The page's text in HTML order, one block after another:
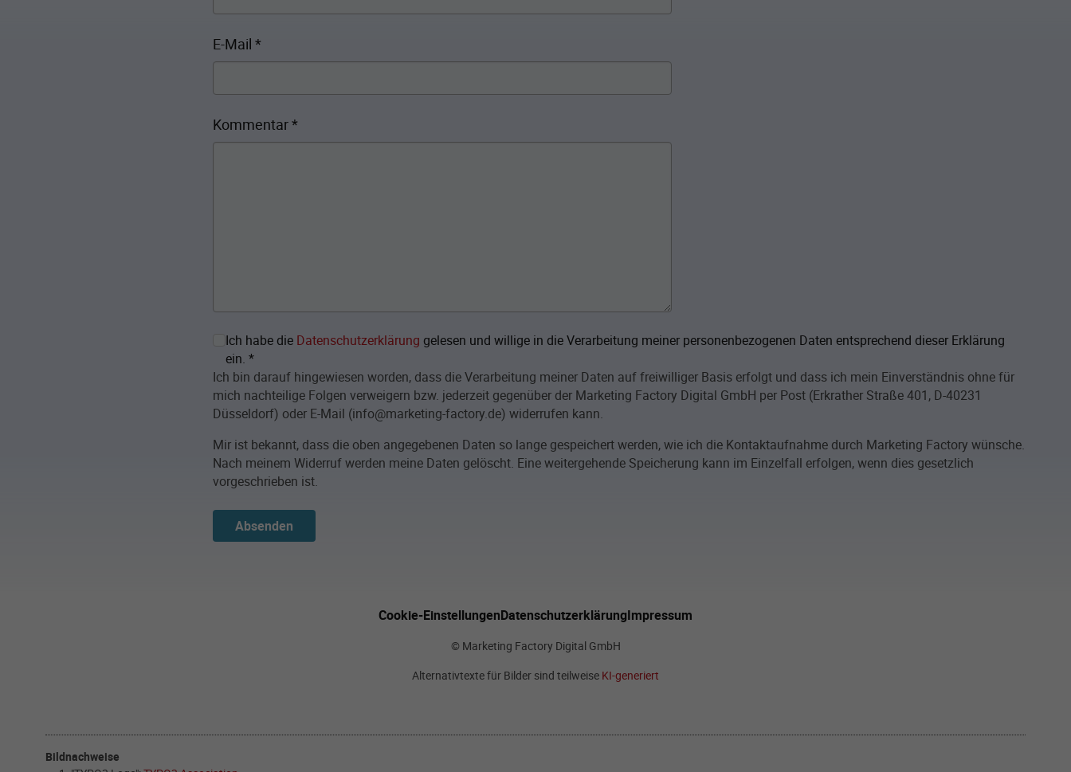
E-Mail *
Kommentar*
Ich habe die Datenschutzerklärung gelesen und willige in die Verarbeitung meiner personenbezogenen Daten entsprechend dieser Erklärung
ein. *
Ich bin darauf hingewiesen worden, dass die Verarbeitung meiner Daten auf freiwilliger Basis erfolgt und dass ich mein Einverständnis ohne für
mich nachteilige Folgen verweigern bzw. jederzeit gegenüber der Marketing Factory Digital GmbH per Post (Erkrather Straße 401, D-40231
Düsseldorf) oder E-Mail (info@marketing-factory.de) widerrufen kann.
Mir ist bekannt, dass die oben angegebenen Daten so lange gespeichert werden, wie ich die Kontaktaufnahme durch Marketing Factory wünsche.
Nach meinem Widerruf werden meine Daten gelöscht. Eine weitergehende Speicherung kann im Einzelfall erfolgen, wenn dies gesetzlich
vorgeschrieben ist.
Absenden
Cookie-EinstellungenDatenschutzerklärungImpressum
© Marketing Factory Digital GmbH
Alternativtexte für Bilder sind teilweise KI-generiert
Bildnachweise